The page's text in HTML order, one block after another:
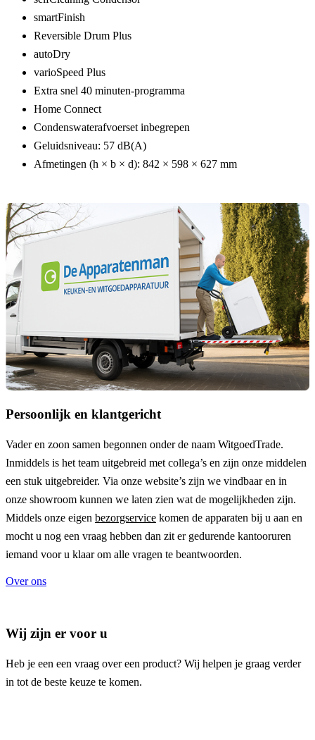
smartFinish
Reversible Drum Plus
autoDry
varioSpeed Plus
Extra snel 40 minuten-programma
Home Connect
Condenswaterafvoerset inbegrepen
Geluidsniveau: 57 dB(A)
Afmetingen (h × b × d): 842 × 598 × 627 mm
Persoonlijk en klantgericht
Vader en zoon samen begonnen onder de naam WitgoedTrade.
Inmiddels is het team uitgebreid met collega’s en zijn onze middelen
een stuk uitgebreider. Via onze website’s zijn we vindbaar en in
onze showroom kunnen we laten zien wat de mogelijkheden zijn.
Middels onze eigen bezorgservice komen de apparaten bij u aan en
mocht u nog een vraag hebben dan zit er gedurende kantooruren
iemand voor u klaar om alle vragen te beantwoorden.
Over ons
Wij zijn er voor u
Heb je een een vraag over een product? Wij helpen je graag verder
in tot de beste keuze te komen.